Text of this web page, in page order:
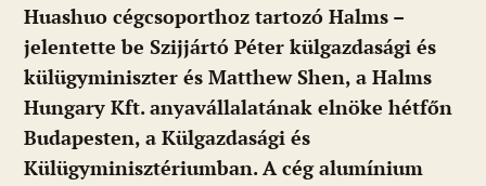
Huashuo cégcsoporthoz tartozó Halms –
jelentette be Szijjártó Péter külgazdasági és
külügyminiszter és Matthew Shen, a Halms
Hungary Kft.anyavállalatának elnöke hétfőn
Budapesten, a Külgazdasági és
Külügyminisztériumban. A cég alumínium